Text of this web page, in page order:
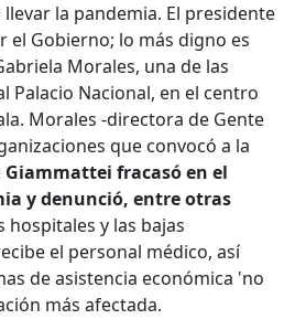
la pandemia. El presidente
el Gobierno; lo más digno es
Morales, una de las
Palacio Nacional, en el centro
Morales -directora de Gente
que convocó a la
Giammattei fracasó en el
y denunció, entre otras
hospitales y las bajas
el personal médico, así
de asistencia económica 'no
más afectada.